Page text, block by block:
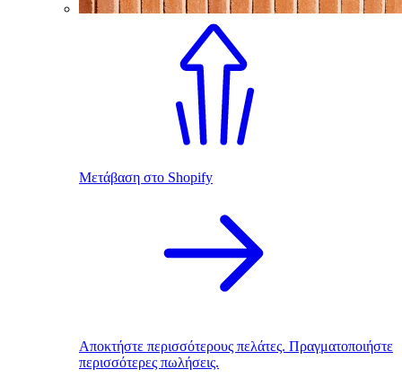
Μετάβαση στο Shopify
Αποκτήστε περισσότερους πελάτες. Πραγματοποιήστε
περισσότερες πωλήσεις.